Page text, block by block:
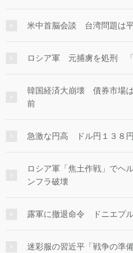
米中首脳会談 台湾問題は
ロシア軍 元捕虜を処刑 「
韓国経済大崩壊 債券市場
前
急激な円高 ドル円１３８
ロシア軍「焦土作戦」でヘ
ンフラ破壊
露軍に撤退命令 ドニエプ
迷彩服の習近平「戦争の準